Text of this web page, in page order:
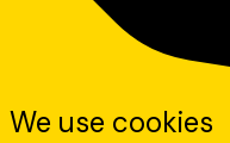
We use cookies